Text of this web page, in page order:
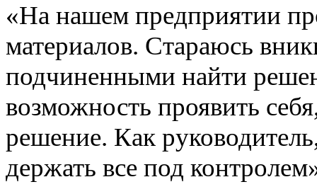
«На нашем предприятии
материалов. Стараюсь
подчиненными найти
возможность проявить
решение. Как
держать все под